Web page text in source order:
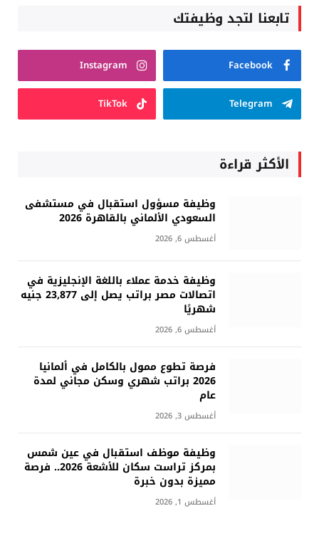
تابعنا لتجد وظيفتك
Facebook
Instagram
Telegram
TikTok
الأكثر قراءة
وظيفة مسؤول استقبال في مستشفى
السعودي الألماني بالقاهرة 2026
أغسطس 6, 2026
وظيفة خدمة عملاء باللغة الإنجليزية في
اتصالات مصر براتب يصل إلى 23,877 جنيه
شهريًا
أغسطس 6, 2026
فرصة تطوع ممول بالكامل في ألمانيا
2026 براتب شهري وسكن مجاني لمدة
عام
أغسطس 3, 2026
وظيفة موظف استقبال في عين شمس
بمركز تراست سكان للأشعة 2026.. فرصة
مميزة بدون خبرة
أغسطس 1, 2026